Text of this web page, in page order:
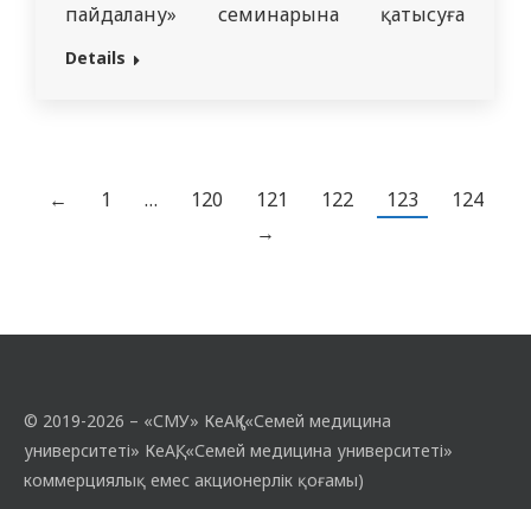
пайдалану» семинарына қатысуға
ұсыным берулеріңізді сұрайды.
Details
← 1 … 120 121 122 123
124
→
© 2019-2026 – «СМУ» КеАҚ («Семей медицина
университеті» КеАҚ, «Семей медицина университеті»
коммерциялық емес акционерлік қоғамы)